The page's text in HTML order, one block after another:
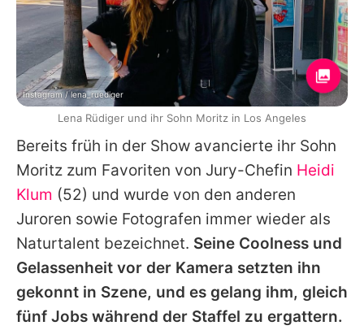
Bereits früh in der Show avancierte ihr Sohn
Moritz zum Favoriten von Jury-Chefin Heidi
Klum (52) und wurde von den anderen
Juroren sowie Fotografen immer wieder als
Naturtalent bezeichnet. Seine Coolness und
Gelassenheit vor der Kamera setzten ihn
gekonnt in Szene, und es gelang ihm, gleich
fünf Jobs während der Staffel zu ergattern.
Instagram / lena_ruediger
Lena Rüdiger und ihr Sohn Moritz in Los Angeles